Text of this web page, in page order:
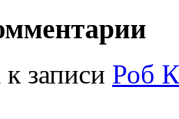
к записи Роб